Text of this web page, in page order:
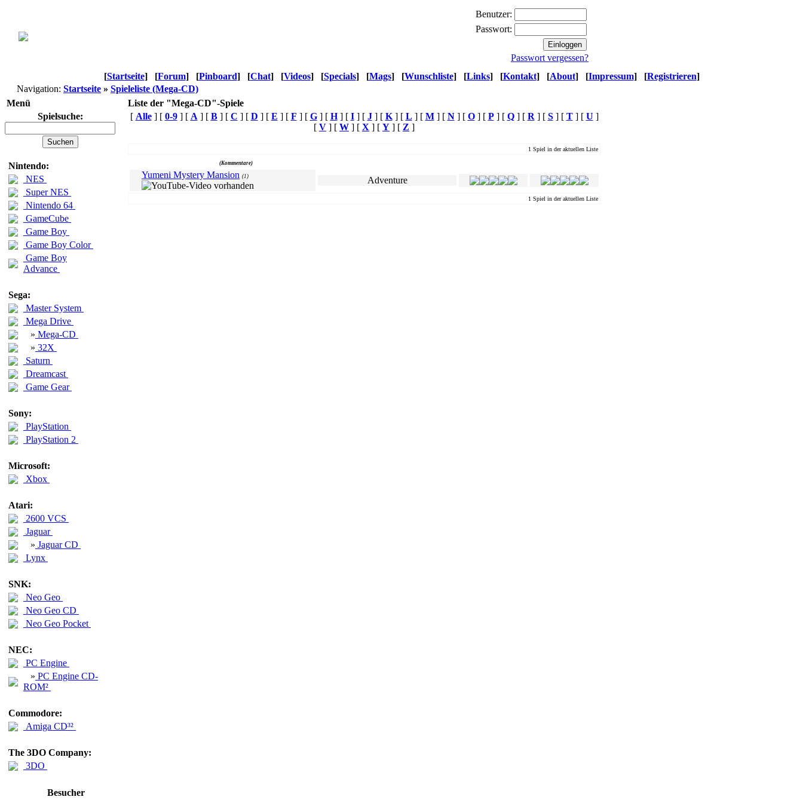
Benutzer:
Passwort:
Passwort vergessen?
[Startseite] [Forum] [Pinboard] [Chat] [Videos] [Specials] [Mags] [Wunschliste] [Links] [Kontakt] [About] [Impressum] [Registrieren]
Navigation: Startseite » Spieleliste (Mega-CD)
Menü
Liste der "Mega-CD"-Spiele
Spielsuche:
Nintendo:
NES
Super NES
Nintendo 64
GameCube
Game Boy
Game Boy Color
Game Boy
Advance
Sega:
Master System
Mega Drive
» Mega-CD
» 32X
Saturn
Dreamcast
Game Gear
Sony:
PlayStation
PlayStation 2
Microsoft:
Xbox
Atari:
2600 VCS
Jaguar
» Jaguar CD
Lynx
SNK:
Neo Geo
Neo Geo CD
Neo Geo Pocket
NEC:
PC Engine
» PC Engine CD-
ROM²
Commodore:
Amiga CD³²
The 3DO Company:
3DO
Besucher
[ Alle] [ 0-9] [ A ] [ B] [ C ] [ D ] [ E ] [ F ] [ G] [ H] [ I] [ J] [ K] [ L ] [ M] [ N] [ O] [ P] [ Q] [ R ] [ S] [ T] [ U ]
[ V ] [ W ] [ X ] [ Y ] [ Z ]
1 Spiel in der aktuellen Liste
(Kommentare)
Yumeni Mystery Mansion (1) Adventure
1 Spiel in der aktuellen Liste